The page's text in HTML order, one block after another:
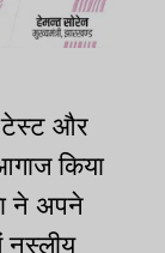
टेस्ट और
किया
ने अपने
नस्लीय